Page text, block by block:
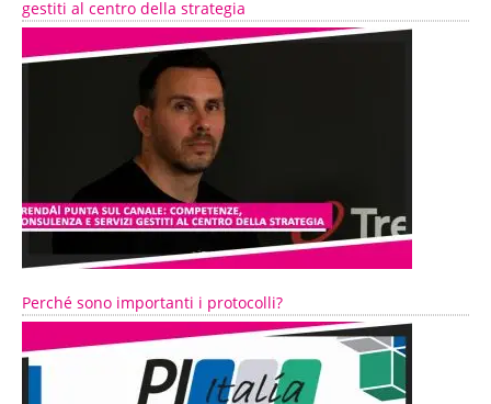
gestiti al centro della strategia
Perché sono importanti i protocolli?